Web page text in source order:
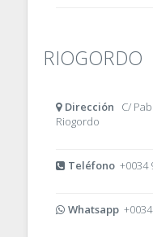
RIOGORDO
Dirección C/
Riogordo
Teléfono+0034
Whatsapp+0034